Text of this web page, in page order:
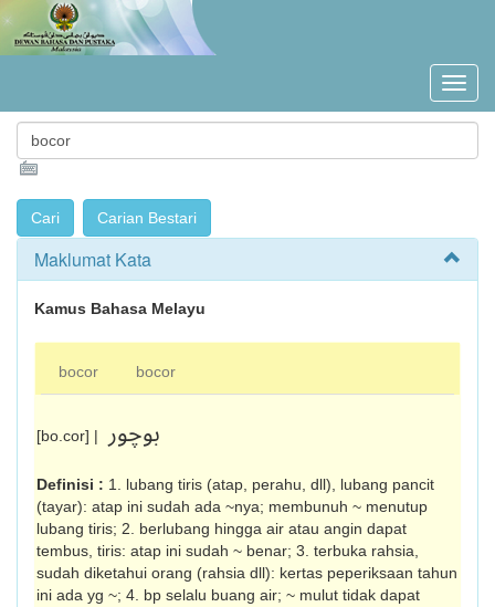
Maklumat Kata
Kamus Bahasa Melayu
bocor bocor
[bo.cor] | بوچور
Definisi : 1. lubang tiris (atap, perahu, dll), lubang pancit
(tayar): atap ini sudah ada ~nya; membunuh ~ menutup
lubang tiris; 2. berlubang hingga air atau angin dapat
tembus, tiris: atap ini sudah ~ benar; 3. terbuka rahsia,
sudah diketahui orang (rahsia dll): kertas peperiksaan tahun
ini ada yg ~; 4. bp selalu buang air; ~ mulut tidak dapat